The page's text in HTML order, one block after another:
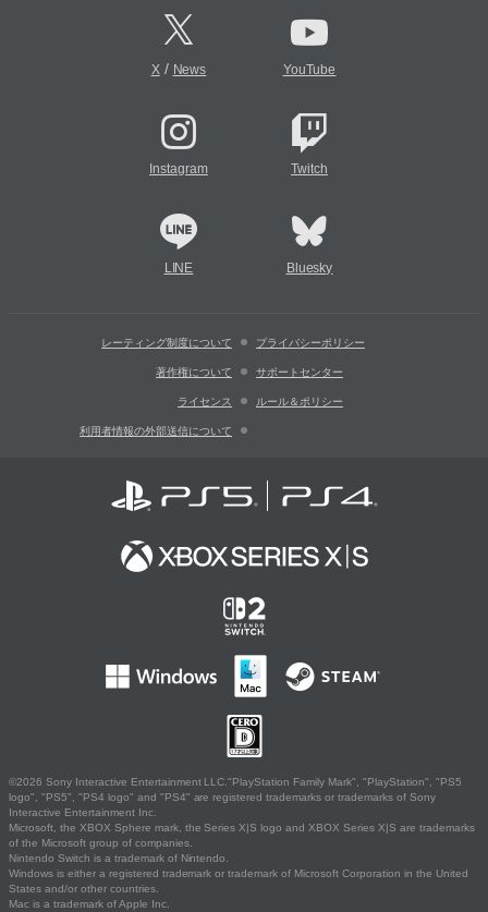
X/ News YouTube
Instagram Twitch
LINE Bluesky
レーティング制度について プライバシーポリシー
著作権について サポートセンター
ライセンス ルール＆ポリシー
利用者情報の外部送信について
©2026 Sony Interactive Entertainment LLC."PlayStation Family Mark", "PlayStation", "PS5
logo", "PS5", "PS4 logo" and "PS4" are registered trademarks or trademarks of Sony
Interactive Entertainment Inc.
Microsoft, the XBOX Sphere mark, the Series X|S logo and XBOX Series X|S are trademarks
of the Microsoft group of companies.
Nintendo Switch is a trademark of Nintendo.
Windows is either a registered trademark or trademark of Microsoft Corporation in the United
States and/or other countries.
Mac is a trademark of Apple Inc.